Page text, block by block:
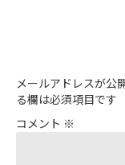
メールアドレスが公
る欄は必須項目です
コメント ※